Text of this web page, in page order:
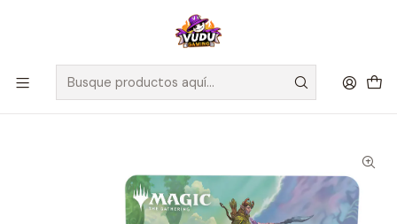
🚀 ¡Despachamos a todo Chile! Envío GRATIS a Regiones sobre
$100.000 y a RM sobre $35.000
Inicio Juegos de Cartas TCG
Magic The Gathering
Sellados Magic The Gathering
MTG - Lorwyn Eclipsed - Play Booster - Español